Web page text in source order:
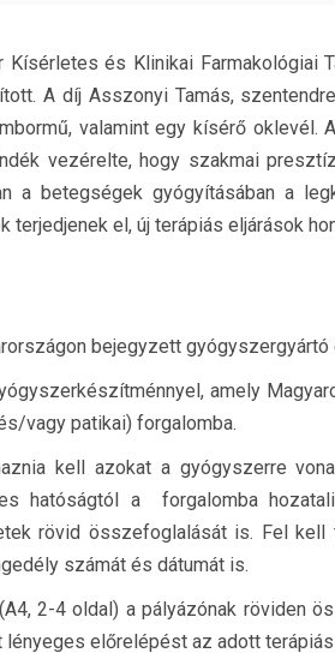
Kísérletes és Klinikai Farmakológiai
A díj Asszonyi Tamás,
valamint egy kísérő oklevél.
vezérelte, hogy szakmai
a betegségek gyógyításában a
terjedjenek el, új terápiás eljárások
bejegyzett
amely
vagy patikai) forgalomba.
kell azokat a gyógyszerre
hatóságtól a forgalomba
rövid összefoglalását is. Fel
számát és dátumát is.
2-4 oldal) a pályázónak röviden
előrelépést az adott